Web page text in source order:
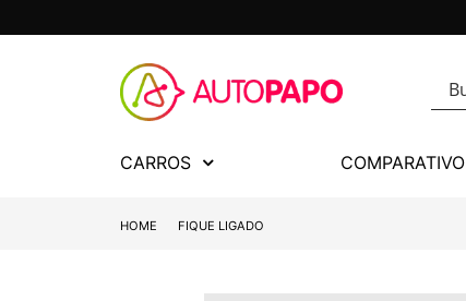
CARROS COMPARATIVO
HOME FIQUE LIGADO